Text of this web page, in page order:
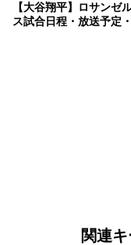
【大谷翔平】ロサンゼ
ス試合日程・放送予定
関連